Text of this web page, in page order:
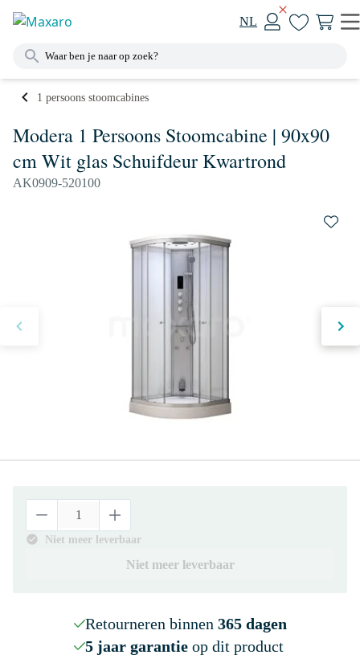
NL
1 persoons stoomcabines
Modera 1 Persoons Stoomcabine | 90x90
cm Wit glas Schuifdeur Kwartrond
AK0909-520100
Niet meer leverbaar
Niet meer leverbaar
Retourneren binnen 365 dagen
5 jaar garantieop dit product